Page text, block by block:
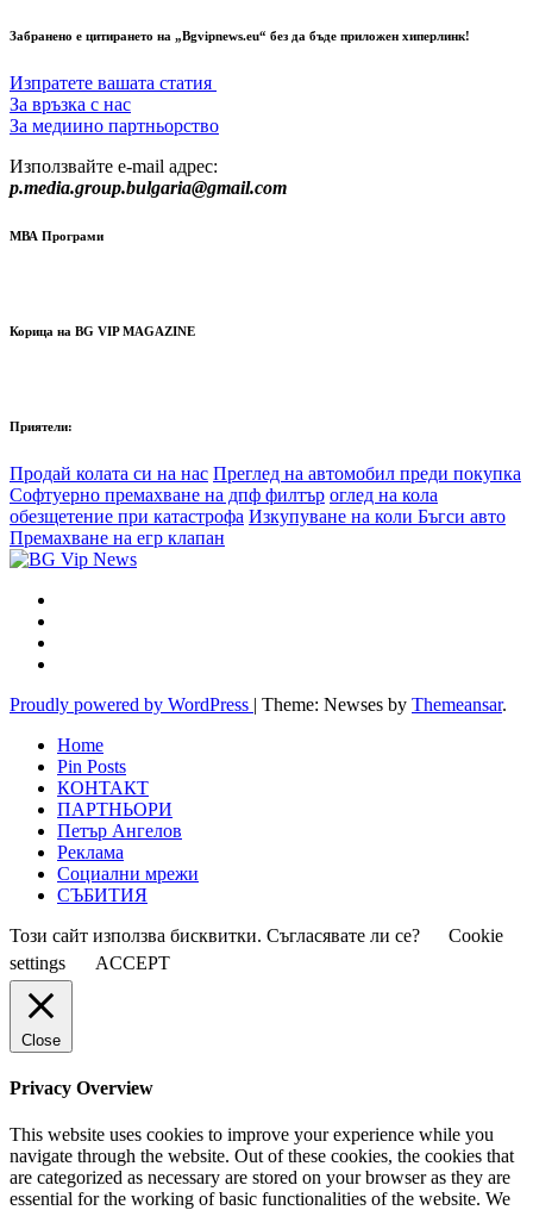
Забранено е цитирането на „Bgvipnews.eu“ без да бъде приложен хиперлинк!
Изпратете вашата статия
За връзка с нас
За медиино партньорство
Използвайте e-mail адрес:
p.media.group.bulgaria@gmail.com
МВА Програми
Корица на BG VIP MAGAZINE
Приятели:
Продай колата си на нас Преглед на автомобил преди покупка
Софтуерно премахване на дпф филтър оглед на кола
обезщетение при катастрофа Изкупуване на коли Бъгси авто
Премахване на егр клапан
Proudly powered by WordPress | Theme: Newses by Themeansar.
Home
Pin Posts
КОНТАКТ
ПАРТНЬОРИ
Петър Ангелов
Реклама
Социални мрежи
СЪБИТИЯ
Този сайт използва бисквитки. Съгласявате ли се?
Cookie
settings
ACCEPT
Close
Privacy Overview
This website uses cookies to improve your experience while you
navigate through the website. Out of these cookies, the cookies that
are categorized as necessary are stored on your browser as they are
essential for the working of basic functionalities of the website. We